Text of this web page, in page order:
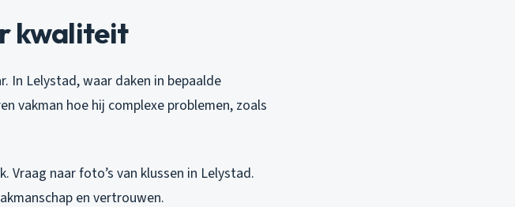
kwaliteit
In Lelystad, waar daken in bepaalde
vakman hoe hij complexe problemen, zoals
Vraag naar foto’s van klussen in Lelystad.
en vertrouwen.